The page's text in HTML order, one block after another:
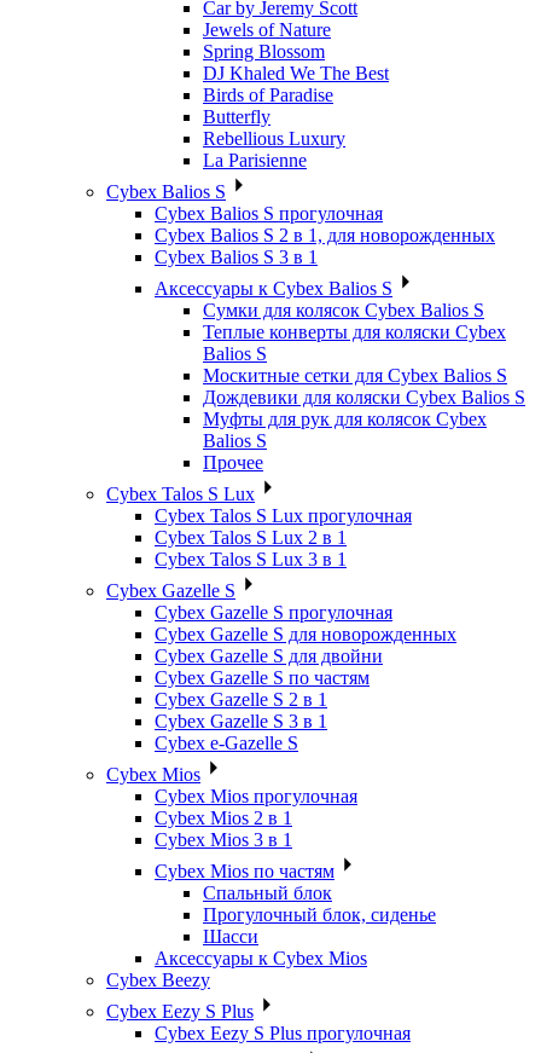
Car by Jeremy Scott
Jewels of Nature
Spring Blossom
DJ Khaled We The Best
Birds of Paradise
Butterfly
Rebellious Luxury
La Parisienne
Cybex Balios S
Cybex Balios S прогулочная
Cybex Balios S 2 в 1, для новорожденных
Cybex Balios S 3 в 1
Аксессуары к Cybex Balios S
Сумки для колясок Cybex Balios S
Теплые конверты для коляски Cybex
Balios S
Москитные сетки для Cybex Balios S
Дождевики для коляски Cybex Balios S
Муфты для рук для колясок Cybex
Balios S
Прочее
Cybex Talos S Lux
Cybex Talos S Lux прогулочная
Cybex Talos S Lux 2 в 1
Cybex Talos S Lux 3 в 1
Cybex Gazelle S
Cybex Gazelle S прогулочная
Cybex Gazelle S для новорожденных
Cybex Gazelle S для двойни
Cybex Gazelle S по частям
Cybex Gazelle S 2 в 1
Cybex Gazelle S 3 в 1
Cybex e-Gazelle S
Cybex Mios
Cybex Mios прогулочная
Cybex Mios 2 в 1
Cybex Mios 3 в 1
Cybex Mios по частям
Спальный блок
Прогулочный блок, сиденье
Шасси
Аксессуары к Cybex Mios
Cybex Beezy
Cybex Eezy S Plus
Cybex Eezy S Plus прогулочная